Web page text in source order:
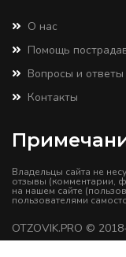
О нас
Помощь
Вопросы и ответы
Контакты
Владельцы сайта не
отзывы (комментарии,
на нашем сайте
пользователями
OTZOVIK.PRO ©